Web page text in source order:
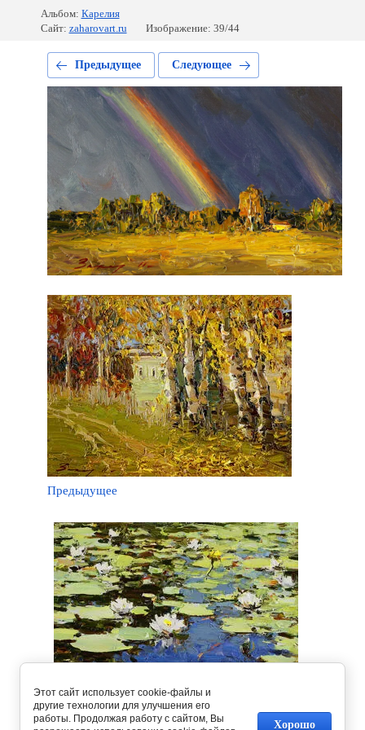
Альбом: Карелия
Сайт: zaharovart.ru Изображение: 39/44
Предыдущее Следующее
Предыдущее
Этот сайт использует cookie-файлы и
другие технологии для улучшения его
работы. Продолжая работу с сайтом, Вы
Хорошо